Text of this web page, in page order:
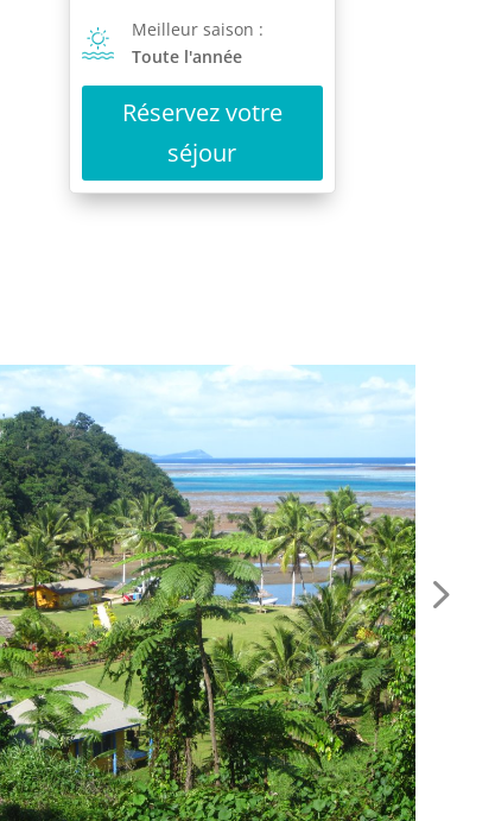
Meilleur saison :
Toute l'année
Réservez votre
séjour